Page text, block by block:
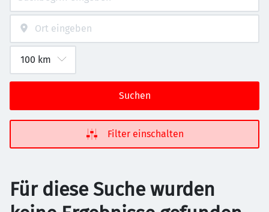
Suchen
Filter einschalten
Für diese Suche wurden